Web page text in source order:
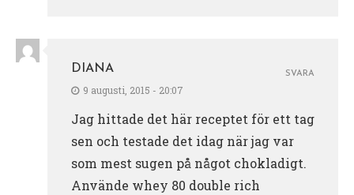
DIANA
9 augusti, 2015 - 20:07
Jag hittade det här receptet för ett tag
sen och testade det idag när jag var
som mest sugen på något chokladigt.
Använde whey 80 double rich
SVARA